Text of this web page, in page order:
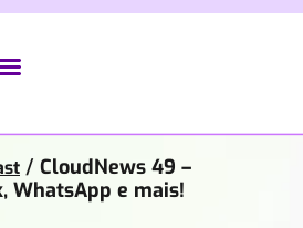
/ CloudNews 49 –
WhatsApp e mais!